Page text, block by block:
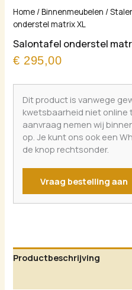
Home /Binnenmeubelen /
onderstel matrix XL
Salontafel onderstel
€ 295,00
Dit product is vanwege
kwetsbaarheid niet online
aanvraag nemen wij
op. Je kunt ons ook een
de knop rechtsonder.
Vraag bestelling aan
Productbeschrijving